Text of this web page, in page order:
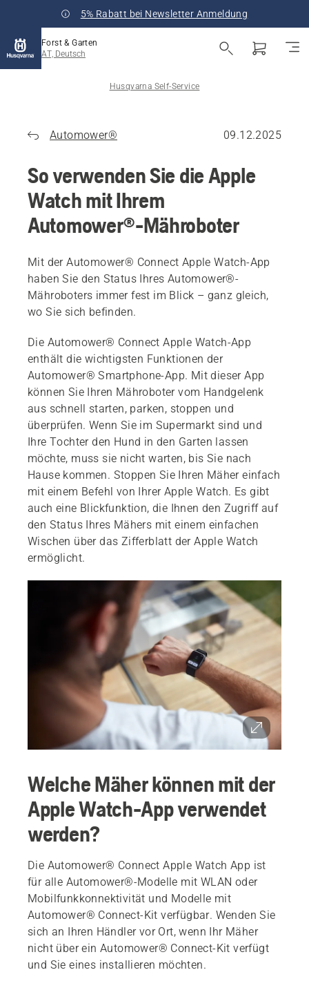
5% Rabatt bei Newsletter Anmeldung
Forst & Garten
AT, Deutsch
Husqvarna Self-Service
Automower® 09.12.2025
So verwenden Sie die Apple
Watch mit Ihrem
Automower®-Mähroboter
Mit der Automower® Connect Apple Watch-App
haben Sie den Status Ihres Automower®-
Mähroboters immer fest im Blick – ganz gleich,
wo Sie sich befinden.
Die Automower® Connect Apple Watch-App
enthält die wichtigsten Funktionen der
Automower® Smartphone-App. Mit dieser App
können Sie Ihren Mähroboter vom Handgelenk
aus schnell starten, parken, stoppen und
überprüfen. Wenn Sie im Supermarkt sind und
Ihre Tochter den Hund in den Garten lassen
möchte, muss sie nicht warten, bis Sie nach
Hause kommen. Stoppen Sie Ihren Mäher einfach
mit einem Befehl von Ihrer Apple Watch. Es gibt
auch eine Blickfunktion, die Ihnen den Zugriff auf
den Status Ihres Mähers mit einem einfachen
Wischen über das Zifferblatt der Apple Watch
ermöglicht.
Welche Mäher können mit der
Apple Watch-App verwendet
werden?
Die Automower® Connect Apple Watch App ist
für alle Automower®-Modelle mit WLAN oder
Mobilfunkkonnektivität und Modelle mit
Automower® Connect-Kit verfügbar. Wenden Sie
sich an Ihren Händler vor Ort, wenn Ihr Mäher
nicht über ein Automower® Connect-Kit verfügt
und Sie eines installieren möchten.